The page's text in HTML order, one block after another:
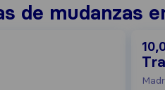
de mudanzas